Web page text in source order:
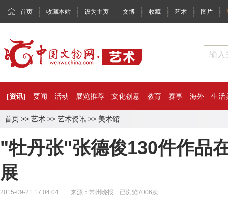
首页 收藏本站 设为主页 文博 | 收藏 | 艺术 | 图片 |
[资讯] 要闻 活动 展览推荐 文化创意 教育 赛事 海外 生活
首页 >> 艺术 >> 艺术资讯 >> 美术馆
"牡丹张"张德俊130件作品
展
2015-09-21 17:04:04 来源：常州晚报 已浏览7006次